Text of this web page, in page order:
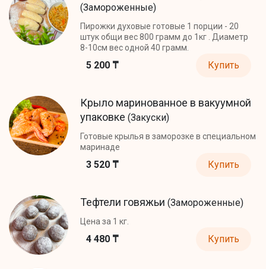
(Замороженные)
Пирожки духовые готовые 1 порции - 20
штук общи вес 800 грамм до 1кг . Диаметр
8-10см вес одной 40 грамм.
5 200 ₸ Купить
Крыло маринованное в вакуумной
упаковке (Закуски)
Готовые крылья в заморозке в специальном
маринаде
3 520 ₸ Купить
Тефтели говяжьи (Замороженные)
Цена за 1 кг.
4 480 ₸ Купить